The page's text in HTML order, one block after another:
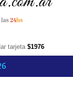
tarjeta $1976